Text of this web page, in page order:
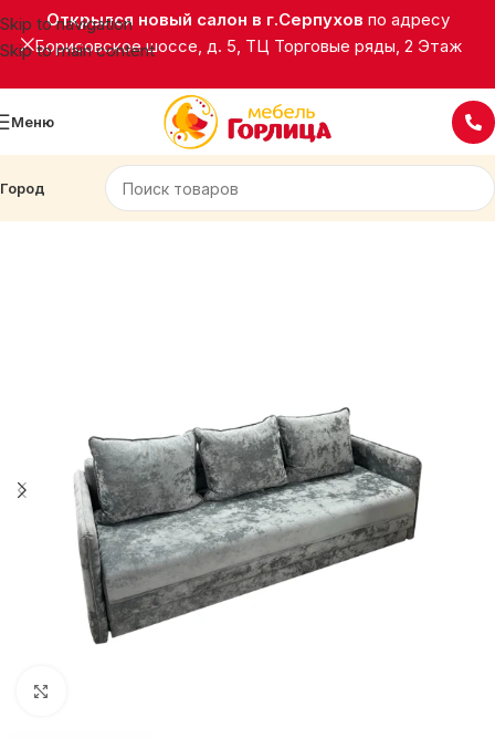
Skip to navigation
Skip to main content
Открылся новый салон в г.Серпухов по адресу
Борисовское шоссе, д. 5, ТЦ Торговые ряды, 2 Этаж
Меню
Город
Мягкая мебель Диваны прямые